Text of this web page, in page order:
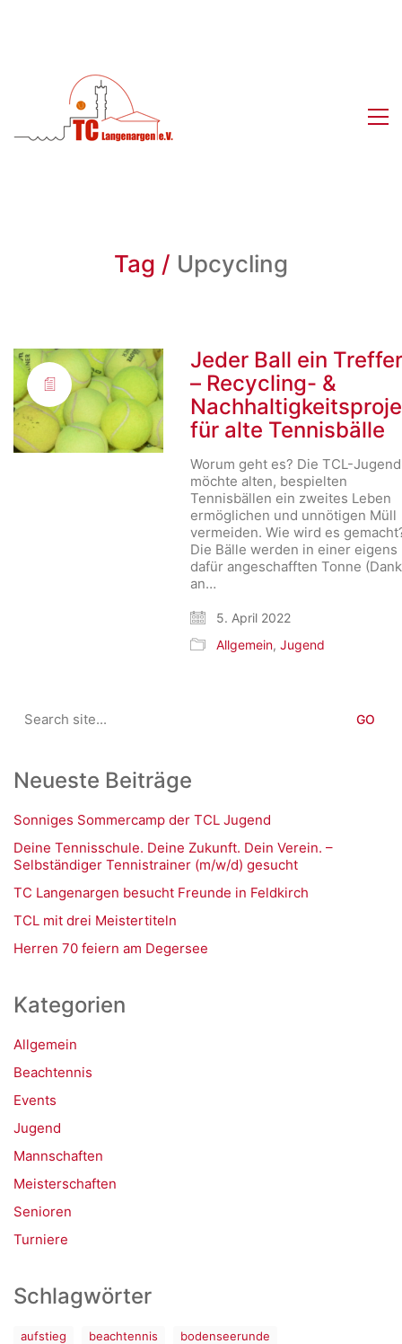
Tag / Upcycling
Jeder Ball ein
– Recycling- &
für alte Tennisbälle
Worum geht es? Die TCL-Jugend
möchte alten, bespielten
Tennisbällen ein zweites Leben
ermöglichen und unnötigen Müll
vermeiden. Wie wird es
Die Bälle werden in einer eigens
dafür angeschafften Tonne
an…
5. April 2022
Allgemein,Jugend
for:
Neueste Beiträge
Sonniges Sommercamp der TCL Jugend
Deine Tennisschule. Deine Zukunft. Dein Verein. –
Selbständiger Tennistrainer (m/w/d) gesucht
TC Langenargen besucht Freunde in Feldkirch
TCL mit drei Meistertiteln
Herren 70 feiern am Degersee
Kategorien
Allgemein
Beachtennis
Events
Jugend
Mannschaften
Meisterschaften
Senioren
Turniere
Schlagwörter
aufstieg beachtennis
bodenseerunde